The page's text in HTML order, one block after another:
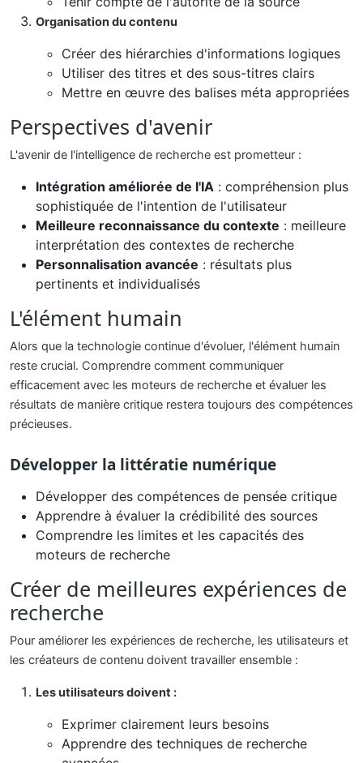
Organisation du contenu
Créer des hiérarchies d'informations logiques
Utiliser des titres et des sous-titres clairs
Mettre en œuvre des balises méta appropriées
Perspectives d'avenir
L'avenir de l'intelligence de recherche est prometteur :
Intégration améliorée de l'IA : compréhension plus
sophistiquée de l'intention de l'utilisateur
Meilleure reconnaissance du contexte : meilleure
interprétation des contextes de recherche
Personnalisation avancée : résultats plus
pertinents et individualisés
L'élément humain
Alors que la technologie continue d'évoluer, l'élément humain
reste crucial. Comprendre comment communiquer
efficacement avec les moteurs de recherche et évaluer les
résultats de manière critique restera toujours des compétences
précieuses.
Développer la littératie numérique
Développer des compétences de pensée critique
Apprendre à évaluer la crédibilité des sources
Comprendre les limites et les capacités des
moteurs de recherche
Créer de meilleures expériences de
recherche
Pour améliorer les expériences de recherche, les utilisateurs et
les créateurs de contenu doivent travailler ensemble :
Les utilisateurs doivent :
Exprimer clairement leurs besoins
Apprendre des techniques de recherche